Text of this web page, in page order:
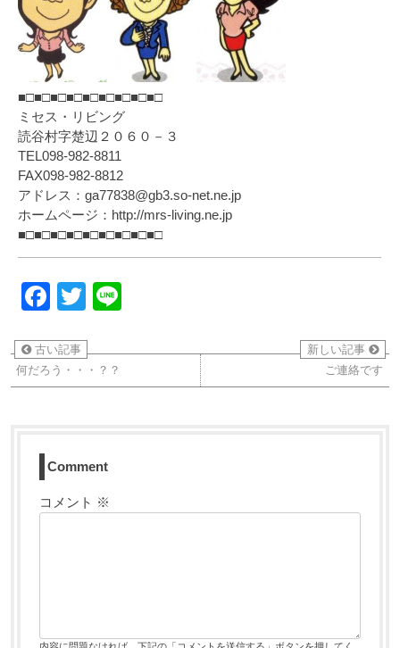
■□■□■□■□■□■□■□■□■□
ミセス・リビング
読谷村字楚辺２０６０－３
TEL098-982-8811
FAX098-982-8812
アドレス：ga77838@gb3.so-net.ne.jp
ホームページ：http://mrs-living.ne.jp
■□■□■□■□■□■□■□■□■□
Facebook
Twitter
古い記事
何だろう・・・？？
新しい記事
ご連絡です
Comment
コメント ※